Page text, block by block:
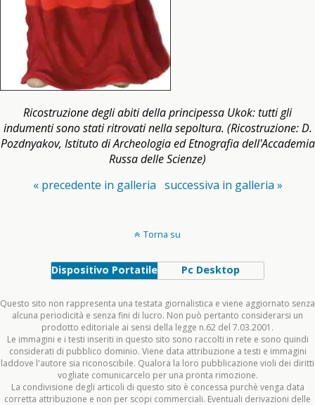
Ricostruzione degli abiti della principessa Ukok: tutti gli
indumenti sono stati ritrovati nella sepoltura. (Ricostruzione: D.
Pozdnyakov, Istituto di Archeologia ed Etnografia dell'Accademia
Russa delle Scienze)
« precedente in galleria successiva in galleria »
Torna su
Dispositivo Portatile Pc Desktop
Questo sito non rappresenta una testata giornalistica e viene aggiornato senza
alcuna periodicità e senza fini di lucro. Non può pertanto considerarsi un
prodotto editoriale ai sensi della legge n.62 del 7.03.2001.
Le immagini e i testi inseriti in questo sito sono raccolti in rete e sono quindi
considerati di pubblico dominio. Viene data attribuzione a testi e immagini
laddove l'autore sia riconoscibile. Qualora la loro pubblicazione violi dei diritti
vogliate comunicarcelo per una pronta rimozione.
La condivisione degli articoli di questo sito è concessa purchè venga data
corretta attribuzione e non per scopi commerciali. Eventuali derivazioni delle